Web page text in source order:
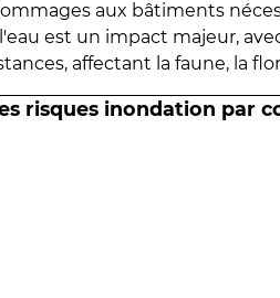
aux bâtiments
est un impact majeur,
affectant la faune, la
risques inondation par